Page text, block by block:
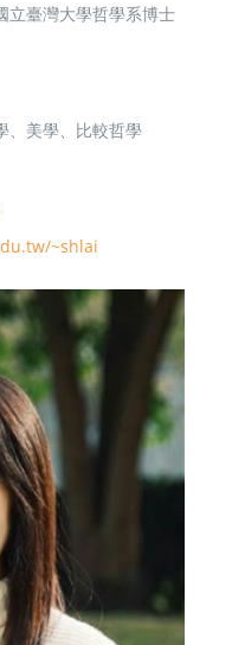
立臺灣大學哲學系博士
、美學、比較哲學
~shlai